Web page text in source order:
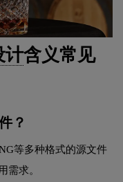
计含义常见
？
等多种格式的源文件
需求。